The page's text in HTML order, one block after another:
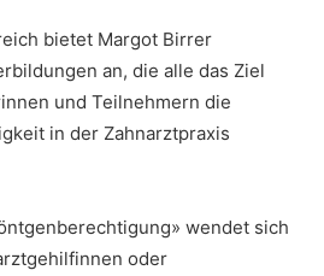
bietet Margot Birrer
an, die alle das Ziel
und Teilnehmern die
in der Zahnarztpraxis
wendet sich
oder